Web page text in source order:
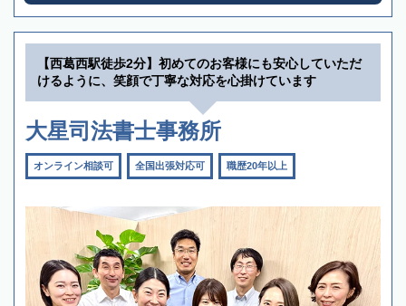
【西葛西駅徒歩2分】初めてのお客様にも安心していただ
けるように、笑顔で丁寧な対応を心掛けています
大星司法書士事務所
オンライン相談可 全国出張対応可 職歴20年以上